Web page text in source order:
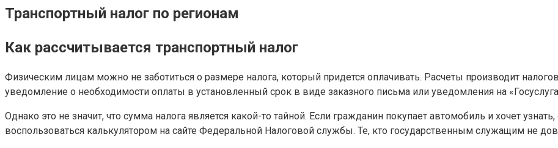
Транспортный налог по регионам
Как рассчитывается транспортный налог
Физическим лицам можно не заботиться о размере налога, который придется оплачивать. Расчеты производит
уведомление о необходимости оплаты в установленный срок в виде заказного письма или уведомления на
Однако это не значит, что сумма налога является какой-то тайной. Если гражданин покупает автомобиль и хочет
воспользоваться калькулятором на сайте Федеральной Налоговой службы. Те, кто государственным служащим не